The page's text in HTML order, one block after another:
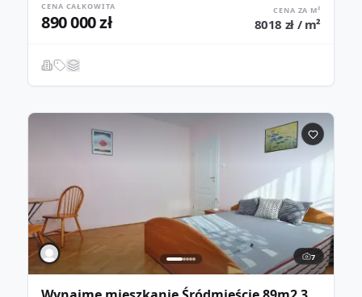
CENA CAŁKOWITA
890 000 zł
CENA ZA M²
8018 zł / m²
7